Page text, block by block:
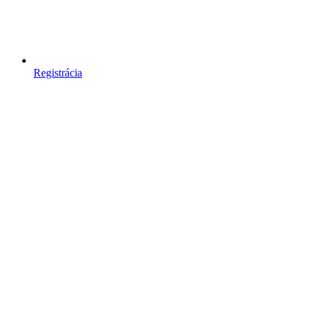
Registrácia